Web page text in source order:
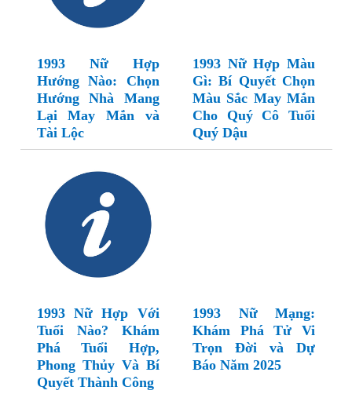
1993 Nữ Hợp
Hướng Nào: Chọn
Hướng Nhà Mang
Lại May Mắn và
Tài Lộc
1993 Nữ Hợp Màu
Gì: Bí Quyết Chọn
Màu Sắc May Mắn
Cho Quý Cô Tuổi
Quý Dậu
1993 Nữ Hợp Với
Tuổi Nào? Khám
Phá Tuổi Hợp,
Phong Thủy Và Bí
Quyết Thành Công
1993 Nữ Mạng:
Khám Phá Tử Vi
Trọn Đời và Dự
Báo Năm 2025